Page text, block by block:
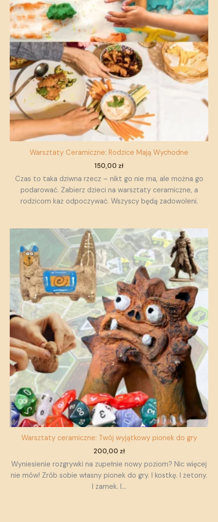
Warsztaty Ceramiczne: Rodzice Mają Wychodne
150,00 zł
Czas to taka dziwna rzecz – nikt go nie ma, ale można go
podarować. Zabierz dzieci na warsztaty ceramiczne, a
rodzicom każ odpoczywać. Wszyscy będą zadowoleni.
Warsztaty ceramiczne: Twój wyjątkowy pionek do gry
200,00 zł
Wyniesienie rozgrywki na zupełnie nowy poziom? Nic więcej
nie mów! Zrób sobie własny pionek do gry. I kostkę. I żetony.
I zamek. I…